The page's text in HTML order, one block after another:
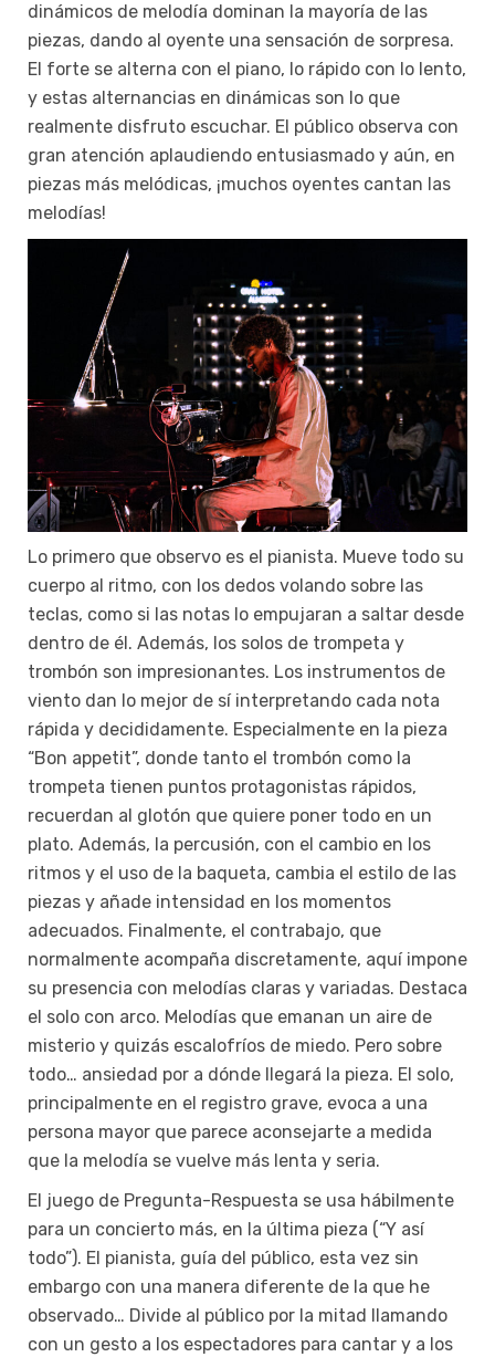
dinámicos de melodía dominan la mayoría de las
piezas, dando al oyente una sensación de sorpresa.
El forte se alterna con el piano, lo rápido con lo lento,
y estas alternancias en dinámicas son lo que
realmente disfruto escuchar. El público observa con
gran atención aplaudiendo entusiasmado y aún, en
piezas más melódicas, ¡muchos oyentes cantan las
melodías!
Lo primero que observo es el pianista. Mueve todo su
cuerpo al ritmo, con los dedos volando sobre las
teclas, como si las notas lo empujaran a saltar desde
dentro de él. Además, los solos de trompeta y
trombón son impresionantes. Los instrumentos de
viento dan lo mejor de sí interpretando cada nota
rápida y decididamente. Especialmente en la pieza
“Bon appetit”, donde tanto el trombón como la
trompeta tienen puntos protagonistas rápidos,
recuerdan al glotón que quiere poner todo en un
plato. Además, la percusión, con el cambio en los
ritmos y el uso de la baqueta, cambia el estilo de las
piezas y añade intensidad en los momentos
adecuados. Finalmente, el contrabajo, que
normalmente acompaña discretamente, aquí impone
su presencia con melodías claras y variadas. Destaca
el solo con arco. Melodías que emanan un aire de
misterio y quizás escalofríos de miedo. Pero sobre
todo… ansiedad por a dónde llegará la pieza. El solo,
principalmente en el registro grave, evoca a una
persona mayor que parece aconsejarte a medida
que la melodía se vuelve más lenta y seria.
El juego de Pregunta-Respuesta se usa hábilmente
para un concierto más, en la última pieza (“Y así
todo”). El pianista, guía del público, esta vez sin
embargo con una manera diferente de la que he
observado… Divide al público por la mitad llamando
con un gesto a los espectadores para cantar y a los